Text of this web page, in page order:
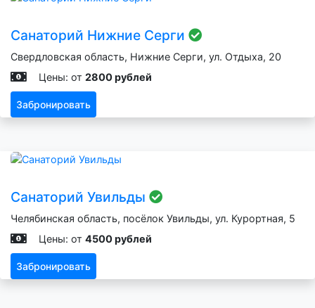
Санаторий Нижние Серги
Свердловская область, Нижние Серги, ул. Отдыха, 20
Цены: от 2800 рублей
Забронировать
Санаторий Увильды
Челябинская область, посёлок Увильды, ул. Курортная, 5
Цены: от 4500 рублей
Забронировать